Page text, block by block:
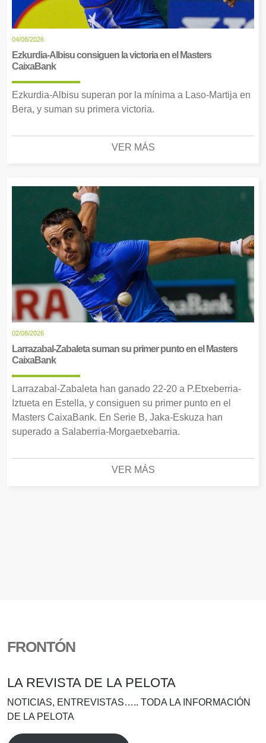
04/08/2026
Ezkurdia-Albisu consiguen la victoria en el Masters
CaixaBank
Ezkurdia-Albisu superan por la mínima a Laso-Martija en
Bera, y suman su primera victoria.
VER MÁS
02/08/2026
Larrazabal-Zabaleta suman su primer punto en el Masters
CaixaBank
Larrazabal-Zabaleta han ganado 22-20 a P.Etxeberria-
Iztueta en Estella, y consiguen su primer punto en el
Masters CaixaBank. En Serie B, Jaka-Eskuza han
superado a Salaberria-Morgaetxebarria.
VER MÁS
FRONTÓN
LA REVISTA DE LA PELOTA
NOTICIAS, ENTREVISTAS….. TODA LA INFORMACIÓN
DE LA PELOTA